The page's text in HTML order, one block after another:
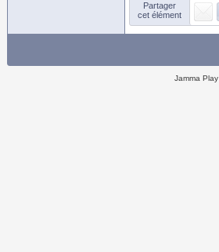
Partager
cet élément
Jamma Play